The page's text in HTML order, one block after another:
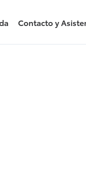
Contacto y